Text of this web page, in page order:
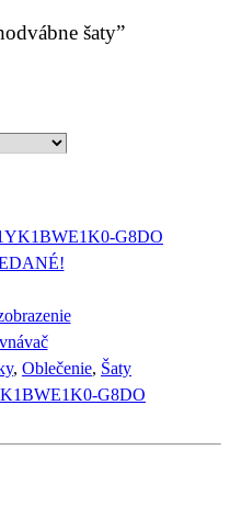
šaty”
, Oblečenie, Šaty
G8DO